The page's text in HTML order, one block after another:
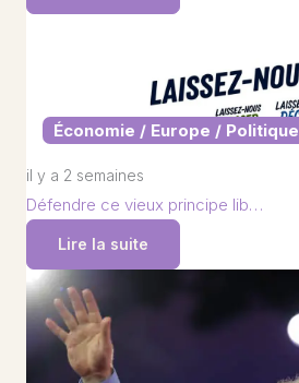
Économie / Europe / Politique
il y a 2 semaines
Défendre ce vieux principe lib…
Lire la suite